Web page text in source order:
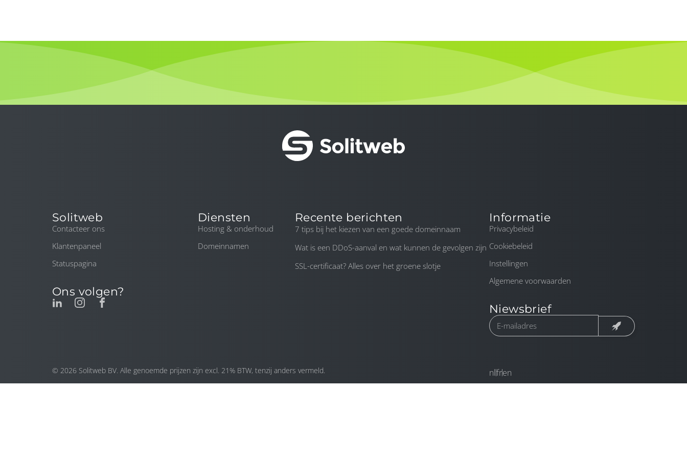
Solitweb
Contacteer ons
Klantenpaneel
Statuspagina
Ons volgen?
Diensten
Hosting & onderhoud
Domeinnamen
Recente berichten
7 tips bij het kiezen van een goede domeinnaam
Wat is een DDoS-aanval en wat kunnen de gevolgen zijn
SSL-certificaat? Alles over het groene slotje
Informatie
Privacybeleid
Cookiebeleid
Instellingen
Algemene voorwaarden
Niewsbrief
© 2026 Solitweb BV. Alle genoemde prijzen zijn excl. 21% BTW, tenzij anders vermeld. nlfren